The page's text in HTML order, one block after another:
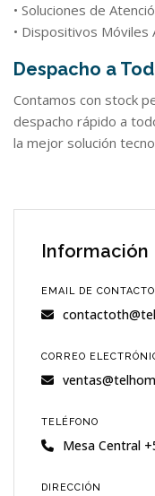
• Soluciones de
• Dispositivos Móviles
Despacho a
Contamos con stock
despacho rápido a
la mejor solución
Información
EMAIL DE CONTACTO
CORREO
TELÉFONO
Mesa Central
DIRECCIÓN